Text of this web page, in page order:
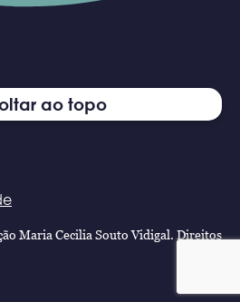
ao topo
Maria Cecilia Souto Vidigal. Direitos